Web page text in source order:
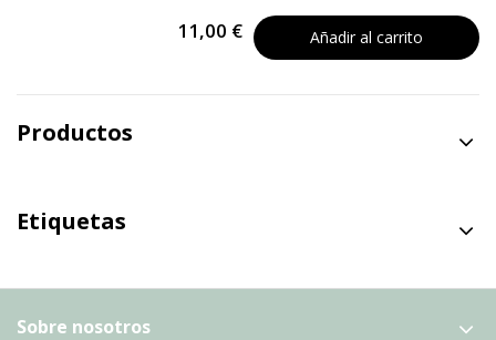
11,00 € Añadir al carrito
Productos
Etiquetas
Sobre nosotros